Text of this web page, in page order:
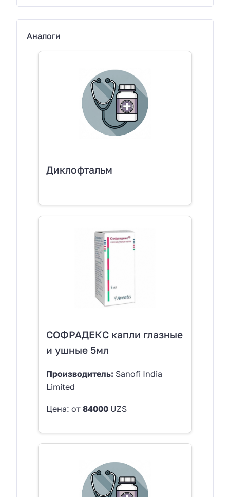
Аналоги
Диклофтальм
СОФРАДЕКС капли глазные
и ушные 5мл
Производитель: Sanofi India
Limited
Цена: от 84000 UZS